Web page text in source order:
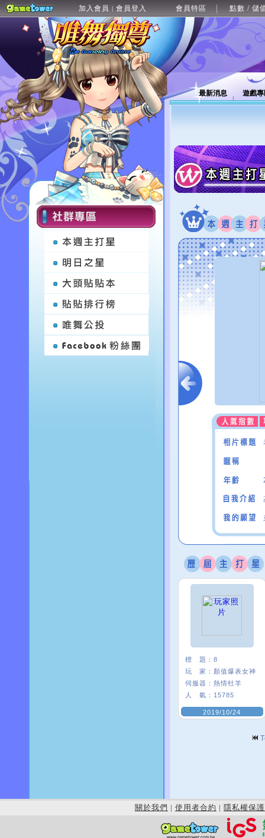
加入會員 | 會員登入 會員特區 點數 / 儲
最新消息 遊戲
標 題： 8
玩 家： 顏值爆表女神
伺服器： 熱情牡羊
人 氣： 15785
2019/10/24
關於我們 | 使用者合約 | 隱私權保護